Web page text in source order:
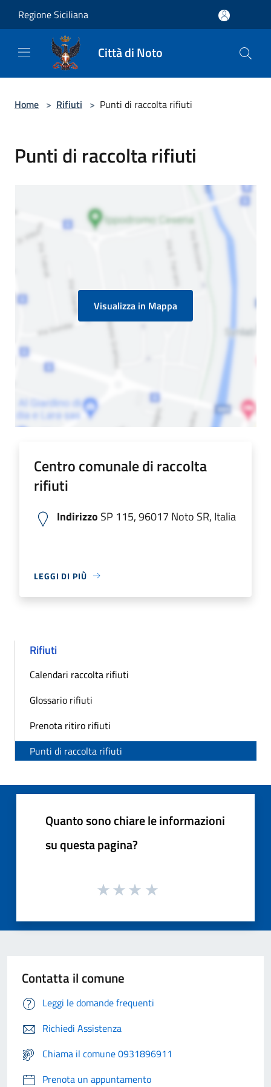
Regione Siciliana
Città di Noto
Home > Rifiuti > Punti di raccolta rifiuti
Punti di raccolta rifiuti
Visualizza in Mappa
Centro comunale di raccolta
rifiuti
Indirizzo SP 115, 96017 Noto SR, Italia
LEGGI DI PIÙ
Rifiuti
Calendari raccolta rifiuti
Glossario rifiuti
Prenota ritiro rifiuti
Punti di raccolta rifiuti
Quanto sono chiare le informazioni
su questa pagina?
Contatta il comune
Leggi le domande frequenti
Richiedi Assistenza
Chiama il comune 0931896911
Prenota un appuntamento